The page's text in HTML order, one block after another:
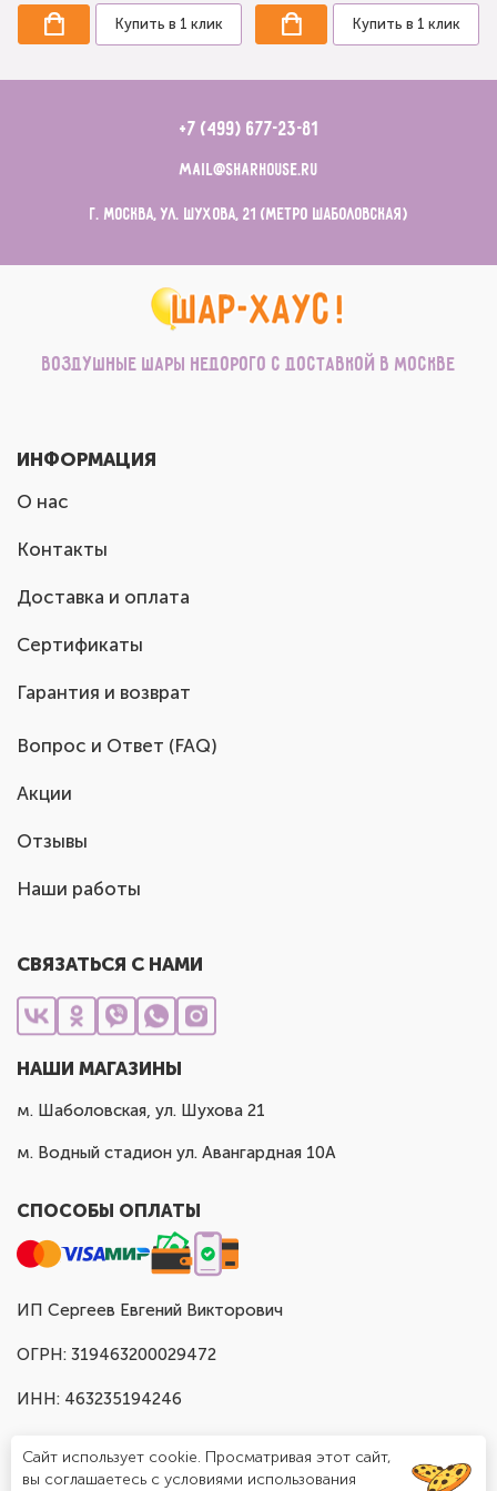
Купить в 1 клик Купить в 1 клик
+7 (499) 677-23-81
mail@sharhouse.ru
г. Москва, ул. Шухова, 21 (метро Шаболовская)
Воздушные шары недорого с доставкой в Москве
ИНФОРМАЦИЯ
О нас
Контакты
Доставка и оплата
Сертификаты
Гарантия и возврат
Вопрос и Ответ (FAQ)
Акции
Отзывы
Наши работы
СВЯЗАТЬСЯ С НАМИ
НАШИ МАГАЗИНЫ
м. Шаболовская, ул. Шухова 21
м. Водный стадион ул. Авангардная 10А
СПОСОБЫ ОПЛАТЫ
ИП Сергеев Евгений Викторович
ОГРН: 319463200029472
ИНН: 463235194246
Сайт использует cookie. Просматривая этот сайт,
вы соглашаетесь с условиями использования